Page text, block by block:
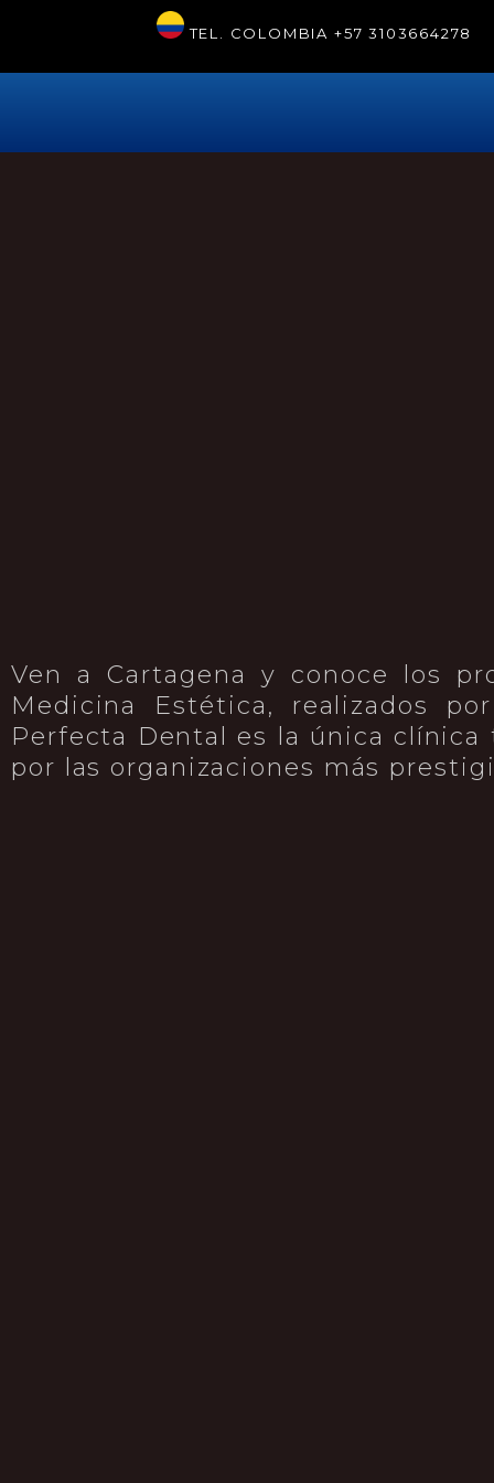
TEL. COLOMBIA +57 3103664278
Ven a Cartagena y conoce los
Medicina Estética, realizados
Perfecta Dental es la única
por las organizaciones más